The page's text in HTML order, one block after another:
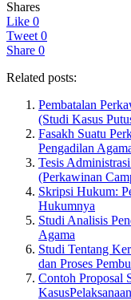
Shares
Like 0
Tweet 0
Share 0
Related posts:
Pembatalan
(Studi Kasus
Fasakh Suatu
Pengadilan
Tesis
(Perkawinan
Skripsi Hukum:
Hukumnya
Studi Analisis
Agama
Studi Tentang
dan Proses
Contoh Proposal